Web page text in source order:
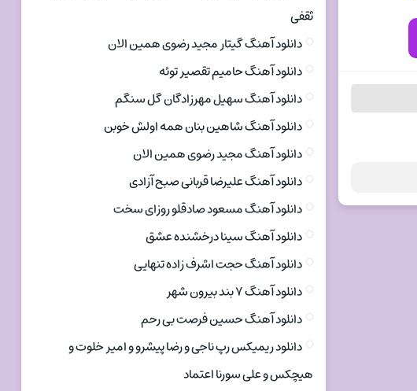
ثقفی
دانلود آهنگ گیتار مجید رضوی همین الان
دانلود آهنگ حامیم تقصیر توئه
دانلود آهنگ سهیل مهرزادگان گل سنگم
دانلود آهنگ شاهین بنان همه اولش خوبن
دانلود آهنگ مجید رضوی همین الان
دانلود آهنگ علیرضا قربانی صبح آزادی
دانلود آهنگ مسعود صادقلو روزای سخت
دانلود آهنگ سینا درخشنده عشق
دانلود آهنگ حجت اشرف زاده تنهایی
دانلود آهنگ ۷ بند بیرون شهر
دانلود آهنگ حسین فرصت بی رحم
دانلود ریمیکس رپ ناجی و رضا پیشرو و امیر خلوت و
هیچکس و علی سورنا اعتماد